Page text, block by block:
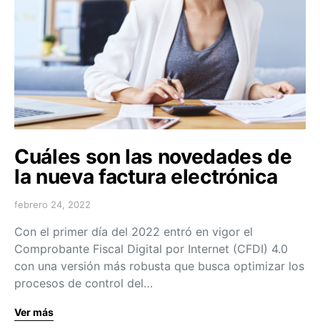
Cuáles son las novedades de
la nueva factura electrónica
febrero 24, 2022
Con el primer día del 2022 entró en vigor el
Comprobante Fiscal Digital por Internet (CFDI) 4.0
con una versión más robusta que busca optimizar los
procesos de control del…
Ver más